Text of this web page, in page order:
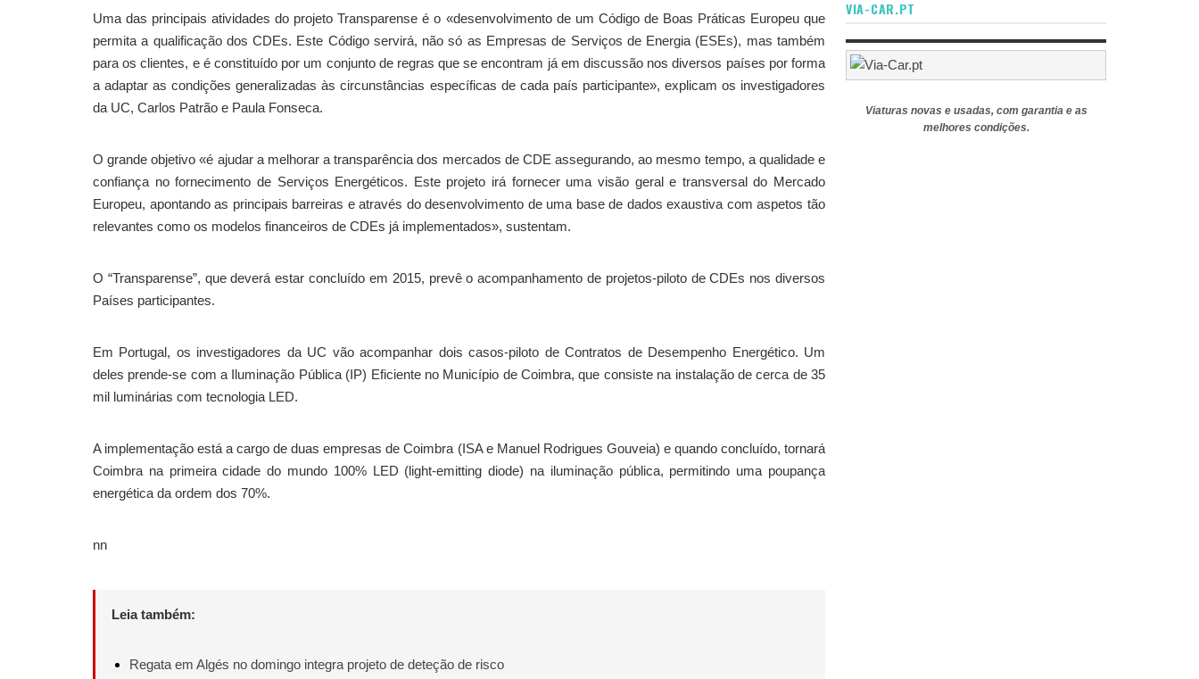
Uma das principais atividades do projeto Transparense é o «desenvolvimento de um Código de Boas Práticas Europeu que
permita a qualificação dos CDEs. Este Código servirá, não só as Empresas de Serviços de Energia (ESEs), mas também
para os clientes, e é constituído por um conjunto de regras que se encontram já em discussão nos diversos países por forma
a adaptar as condições generalizadas às circunstâncias específicas de cada país participante», explicam os investigadores
da UC, Carlos Patrão e Paula Fonseca.
O grande objetivo «é ajudar a melhorar a transparência dos mercados de CDE assegurando, ao mesmo tempo, a qualidade e
confiança no fornecimento de Serviços Energéticos. Este projeto irá fornecer uma visão geral e transversal do Mercado
Europeu, apontando as principais barreiras e através do desenvolvimento de uma base de dados exaustiva com aspetos tão
relevantes como os modelos financeiros de CDEs já implementados», sustentam.
O “Transparense”, que deverá estar concluído em 2015, prevê o acompanhamento de projetos-piloto de CDEs nos diversos
Países participantes.
Em Portugal, os investigadores da UC vão acompanhar dois casos-piloto de Contratos de Desempenho Energético. Um
deles prende-se com a Iluminação Pública (IP) Eficiente no Município de Coimbra, que consiste na instalação de cerca de 35
mil luminárias com tecnologia LED.
A implementação está a cargo de duas empresas de Coimbra (ISA e Manuel Rodrigues Gouveia) e quando concluído, tornará
Coimbra na primeira cidade do mundo 100% LED (light-emitting diode) na iluminação pública, permitindo uma poupança
energética da ordem dos 70%.
nn
Leia também:
Regata em Algés no domingo integra projeto de deteção de risco
VIA-CAR.PT
Viaturas novas e usadas, com garantia e as
melhores condições.